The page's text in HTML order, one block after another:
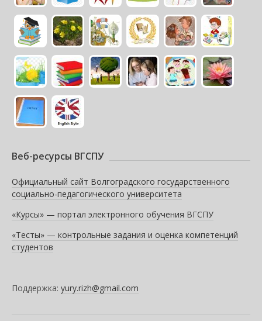
Веб-ресурсы ВГСПУ
Официальный сайт Волгоградского государственного
социально-педагогического университета
«Курсы» — портал электронного обучения ВГСПУ
«Тесты» — контрольные задания и оценка компетенций
студентов
Поддержка: yury.rizh@gmail.com